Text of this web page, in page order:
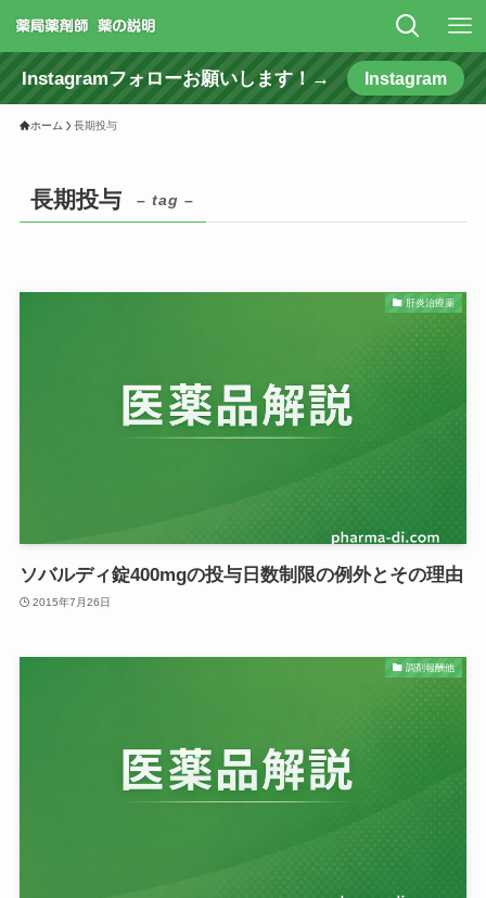
Instagramフォローお願いします！→ Instagram
ホーム 長期投与
長期投与 – tag –
肝炎治療薬
ソバルディ錠400mgの投与日数制限の例外とその理由
2015年7月26日
調剤報酬他